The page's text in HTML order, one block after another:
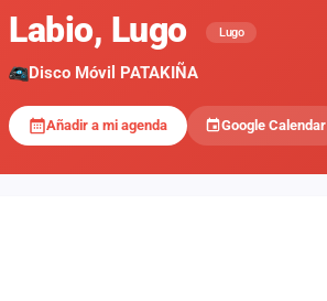
Labio, Lugo Lugo
Disco Móvil PATAKIÑA
Añadir a mi agenda Google Calendar